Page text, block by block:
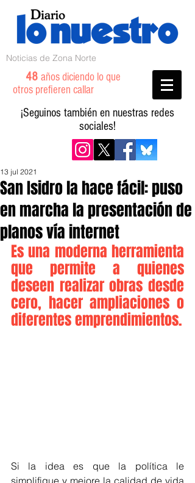
Noticias de Zona Norte
48 años diciendo lo que
otros prefieren callar
¡Seguinos también en nuestras redes
sociales!
San Isidro la hace fácil: puso
en marcha la presentación de
planos vía internet
13 jul 2021
Es una moderna herramienta
que permite a quienes
deseen realizar obras desde
cero, hacer ampliaciones o
diferentes emprendimientos.
Si la idea es que la política le